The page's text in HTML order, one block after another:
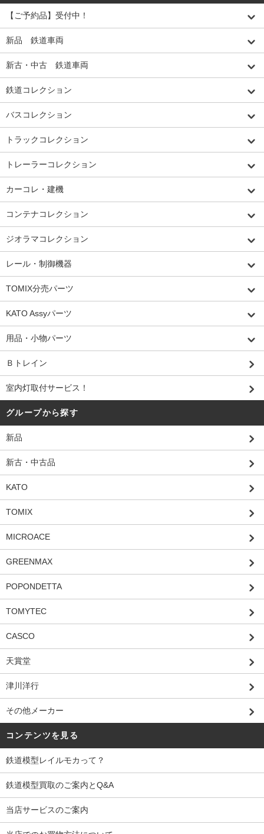
【ご予約品】受付中！
新品 鉄道車両
新古・中古 鉄道車両
鉄道コレクション
バスコレクション
トラックコレクション
トレーラーコレクション
カーコレ・建機
コンテナコレクション
ジオラマコレクション
レール・制御機器
TOMIX分売パーツ
KATO Assyパーツ
用品・小物パーツ
Ｂトレイン
室内灯取付サービス！
グループから探す
新品
新古・中古品
KATO
TOMIX
MICROACE
GREENMAX
POPONDETTA
TOMYTEC
CASCO
天賞堂
津川洋行
その他メーカー
コンテンツを見る
鉄道模型レイルモカって？
鉄道模型買取のご案内とQ&A
当店サービスのご案内